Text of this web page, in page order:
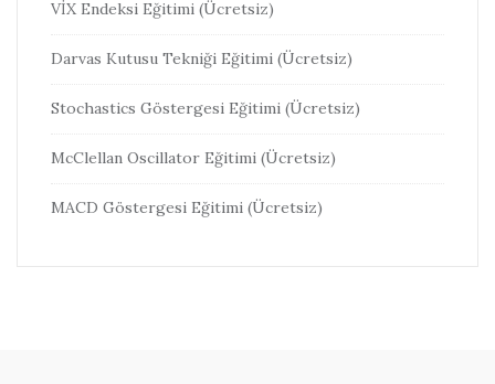
VİX Endeksi Eğitimi (Ücretsiz)
Darvas Kutusu Tekniği Eğitimi (Ücretsiz)
Stochastics Göstergesi Eğitimi (Ücretsiz)
McClellan Oscillator Eğitimi (Ücretsiz)
MACD Göstergesi Eğitimi (Ücretsiz)